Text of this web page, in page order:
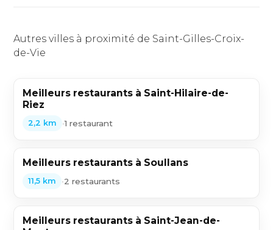
Autres villes à proximité de Saint-Gilles-Croix-
de-Vie
Meilleurs restaurants à Saint-Hilaire-de-
Riez
2,2 km •1 restaurant
Meilleurs restaurants à Soullans
11,5 km •2 restaurants
Meilleurs restaurants à Saint-Jean-de-